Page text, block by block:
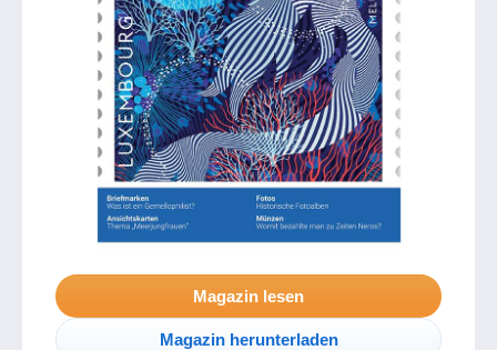
Magazin lesen
Magazin herunterladen